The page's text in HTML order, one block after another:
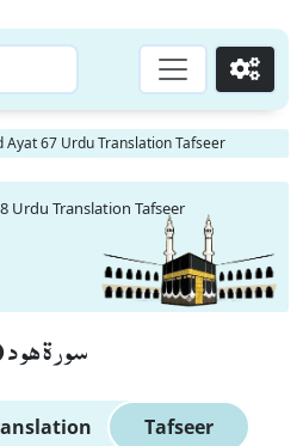
Go
Ayat 67 Urdu Translation Tafseer
Urdu Translation Tafseer
سورة هود
Tafseer